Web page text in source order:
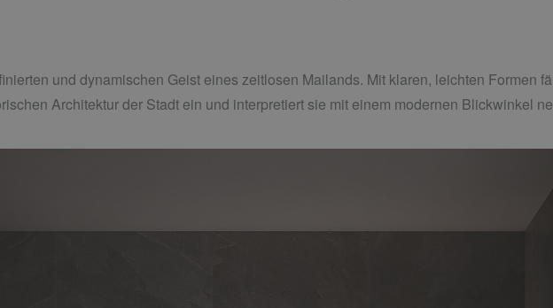
und dynamischen Geist eines zeitlosen Mailands. Mit klaren, leichten Formen
Architektur der Stadt ein und interpretiert sie mit einem modernen Blickwinkel